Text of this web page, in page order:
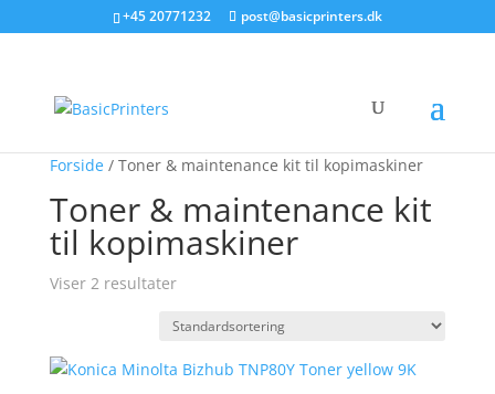
+45 20771232 post@basicprinters.dk
Forside/ Toner & maintenance kit til kopimaskiner
Toner & maintenance kit
til kopimaskiner
Viser 2 resultater